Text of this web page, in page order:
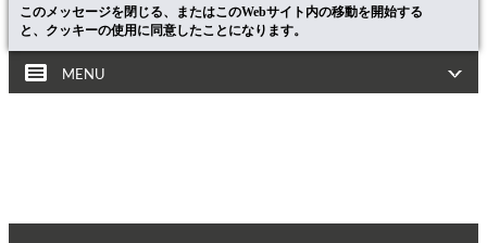
このメッセージを閉じる、またはこのWebサイト内の移動を開始する
と、クッキーの使用に同意したことになります。
MENU